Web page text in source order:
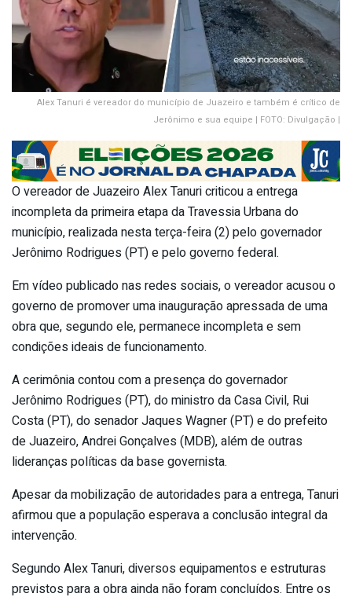
Alex Tanuri é vereador do município de Juazeiro e também é crítico de
Jerônimo e sua equipe | FOTO: Divulgação |
O vereador de Juazeiro Alex Tanuri criticou a entrega
incompleta da primeira etapa da Travessia Urbana do
município, realizada nesta terça-feira (2) pelo governador
Jerônimo Rodrigues (PT) e pelo governo federal.
Em vídeo publicado nas redes sociais, o vereador acusou o
governo de promover uma inauguração apressada de uma
obra que, segundo ele, permanece incompleta e sem
condições ideais de funcionamento.
A cerimônia contou com a presença do governador
Jerônimo Rodrigues (PT), do ministro da Casa Civil, Rui
Costa (PT), do senador Jaques Wagner (PT) e do prefeito
de Juazeiro, Andrei Gonçalves (MDB), além de outras
lideranças políticas da base governista.
Apesar da mobilização de autoridades para a entrega, Tanuri
afirmou que a população esperava a conclusão integral da
intervenção.
Segundo Alex Tanuri, diversos equipamentos e estruturas
previstos para a obra ainda não foram concluídos. Entre os